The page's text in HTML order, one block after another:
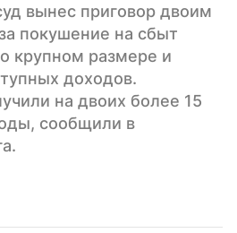
вынес приговор двоим
покушение на сбыт
крупном размере и
доходов.
на двоих более 15
сообщили в